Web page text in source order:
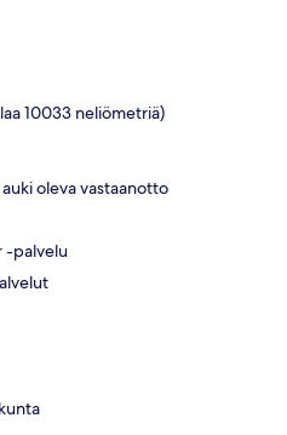
10033 neliömetriä)
oleva vastaanotto
-palvelu